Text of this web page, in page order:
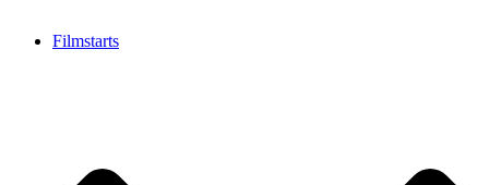
Filmstarts